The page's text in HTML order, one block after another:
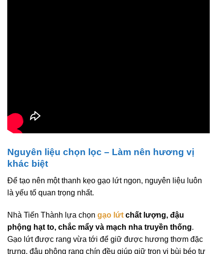
Nguyên liệu chọn lọc – Làm nên hương vị
khác biệt
Để tạo nên một thanh kẹo gạo lứt ngon, nguyên liệu luôn
là yếu tố quan trọng nhất.
Nhà Tiến Thành lựa chọn gạo lứt chất lượng, đậu
phộng hạt to, chắc mẩy và mạch nha truyền thống.
Gạo lứt được rang vừa tới để giữ được hương thơm đặc
trưng, đậu phộng rang chín đều giúp giữ trọn vị bùi béo tự